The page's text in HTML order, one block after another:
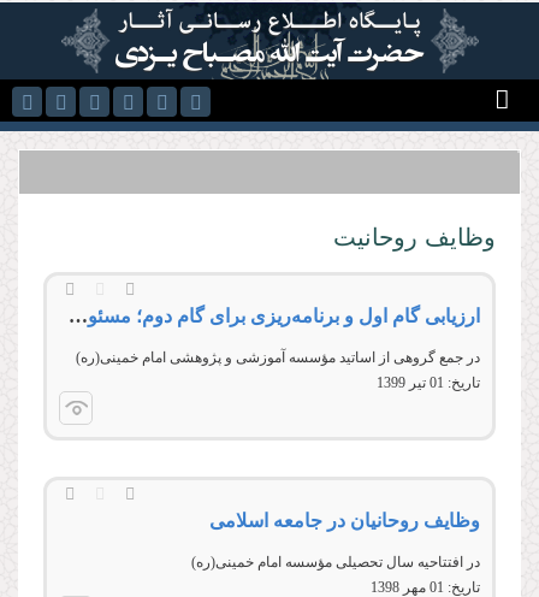
رفتن به محتوای اصلی
وظایف روحانیت
ارزیابی گام اول و برنامه‌ریزی برای گام دوم؛ مسئولان نظام و روحانیت
در جمع گروهی از اساتيد مؤسسه آموزشی و پژوهشی امام خمينی(ره)
تاریخ: 01 تير 1399
وظایف روحانیان در جامعه اسلامی
در افتتاحيه سال تحصيلی مؤسسه امام خمينی(ره)
تاریخ: 01 مهر 1398